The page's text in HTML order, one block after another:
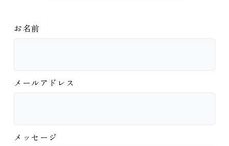
お名前
メールアドレス
メッセージ